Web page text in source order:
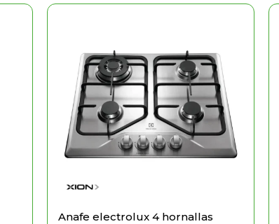
Anafe electrolux 4 hornallas